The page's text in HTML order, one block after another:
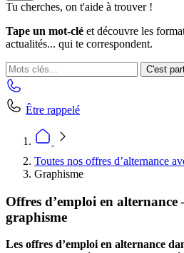
Tu cherches, on t'aide à trouver !
Tape un mot-clé et découvre les
actualités... qui te correspondent.
C'est
Être rappelé
Toutes nos offres d’alternance
Graphisme
Offres d’emploi en alternance
graphisme
Les offres d’emploi en alternance